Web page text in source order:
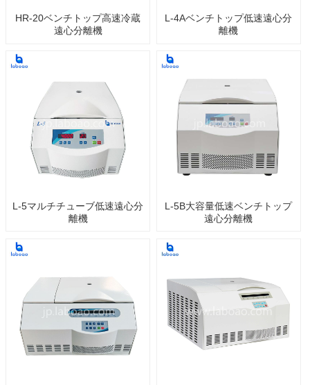
HR-20ベンチトップ高速冷蔵
遠心分離機
L-4Aベンチトップ低速遠心分
離機
L-5マルチチューブ低速遠心分
離機
L-5B大容量低速ベンチトップ
遠心分離機